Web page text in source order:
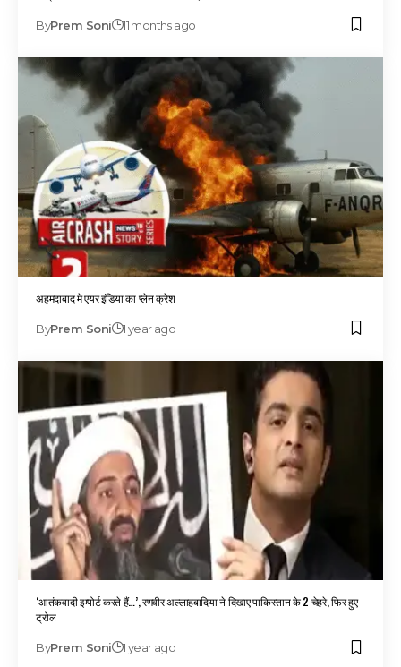
ByPrem Soni 11 months ago
अहमदाबाद मे एयर इंडिया का प्लेन क्रेश
ByPrem Soni 1 year ago
‘आतंकवादी इम्पोर्ट करते हैं…’, रणवीर अल्लाहबादिया ने दिखाए पाकिस्तान के 2 चेहरे, फिर हुए
ट्रोल
ByPrem Soni 1 year ago